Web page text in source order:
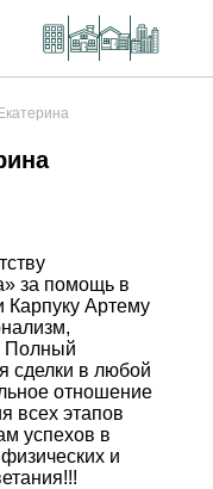
за помощь в
Карпуку Артему
Полный
сделки в любой
отношение
всех этапов
успехов в
и